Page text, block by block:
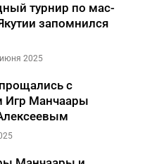
турнир по мас-
запомнился
2025
с
Игр Манчаары